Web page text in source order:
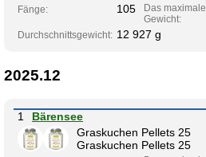
Fänge: 105
Das maximale
Gewicht:
Durchschnittsgewicht: 12 927 g
2025.12
1
Bärensee
Graskuchen Pellets 25
Graskuchen Pellets 25